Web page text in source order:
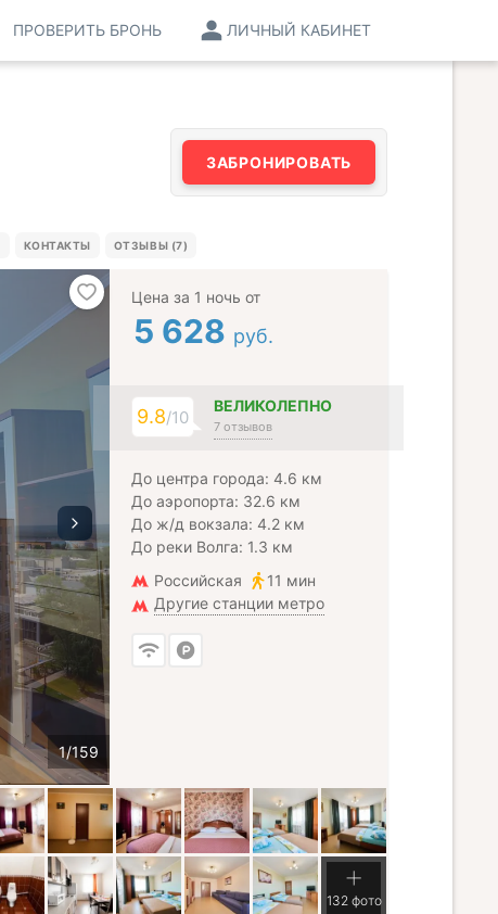
ЛИЧНЫЙ КАБИНЕТ
ПРОВЕРИТЬ БРОНЬ
ЗАБРОНИРОВАТЬ
КОНТАКТЫ ОТЗЫВЫ (7)
Цена за 1 ночь от
5 628 руб.
9.8/10
ВЕЛИКОЛЕПНО
7 отзывов
До центра города: 4.6 км
До аэропорта: 32.6 км
До ж/д вокзала: 4.2 км
До реки Волга: 1.3 км
Российская
11 мин
Другие станции метро
132 фото